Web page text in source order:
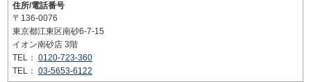
住所/電話番号
〒136-0076
東京都江東区南砂6-7-15
イオン南砂店 3階
TEL： 0120-723-360
TEL： 03-5653-6122